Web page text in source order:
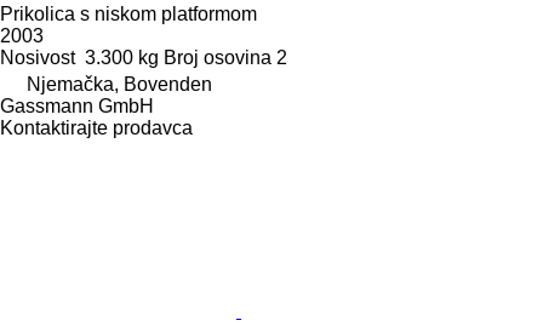
Prikolica s niskom platformom
2003
Nosivost 3.300 kg Broj osovina 2
Njemačka, Bovenden
Gassmann GmbH
Kontaktirajte prodavca